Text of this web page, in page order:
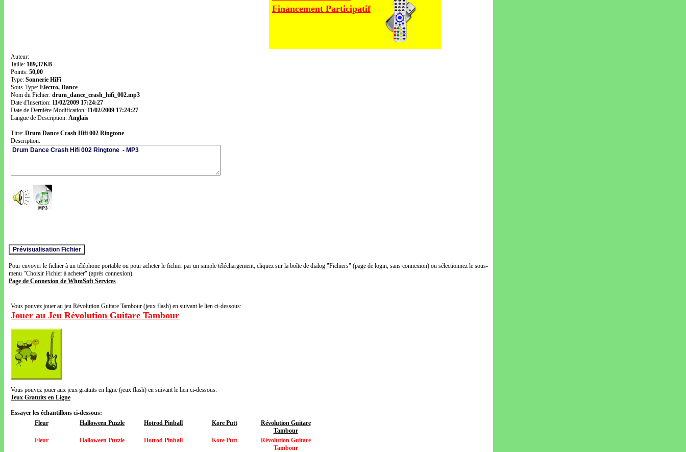
Financement Participatif
Auteur:
Taille: 189,37KB
Points: 50,00
Type: Sonnerie HiFi
Sous-Type: Electro, Dance
Nom du Fichier: drum_dance_crash_hifi_002.mp3
Date d'Insertion: 11/02/2009 17:24:27
Date de Dernière Modification: 11/02/2009 17:24:27
Langue de Description: Anglais
Titre: Drum Dance Crash Hifi 002 Ringtone
Description:
Pour envoyer le fichier à un téléphone portable ou pour acheter le fichier par un simple téléchargement, cliquez sur la boîte de dialog "Fichiers" (page de login, sans connexion) ou sélectionnez le sous-
menu "Choisir Fichier à acheter" (après connexion).
Page de Connexion de WhmSoft Services
Vous pouvez jouer au jeu Révolution Guitare Tambour (jeux flash) en suivant le lien ci-dessous:
Jouer au Jeu Révolution Guitare Tambour
Vous pouvez jouer aux jeux gratuits en ligne (jeux flash) en suivant le lien ci-dessous:
Jeux Gratuits en Ligne
Essayer les échantillons ci-dessous:
Fleur
Halloween Puzzle Hotrod Pinball Kore Putt
Révolution Guitare
Tambour
Fleur
Halloween Puzzle Hotrod Pinball Kore Putt
Révolution Guitare
Tambour